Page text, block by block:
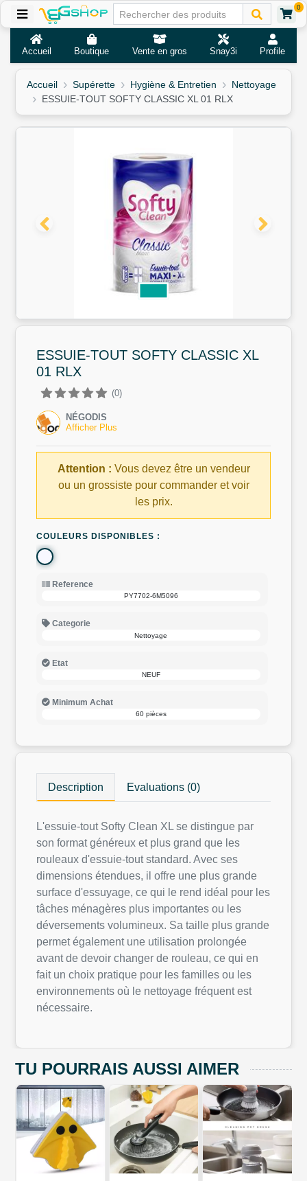
0
Accueil Boutique Vente en gros Snay3i Profile
Accueil Supérette Hygiène & Entretien
Nettoyage
ESSUIE-TOUT SOFTY CLASSIC XL 01 RLX
ESSUIE-TOUT SOFTY CLASSIC XL
01 RLX
(0)
NÉGODIS
Afficher Plus
Attention : Vous devez être un vendeur
ou un grossiste pour commander et voir
les prix.
COULEURS DISPONIBLES :
Reference
PY7702-6M5096
Categorie
Nettoyage
Etat
NEUF
Minimum Achat
60 pièces
Description Evaluations (0)
L'essuie-tout Softy Clean XL se distingue par
son format généreux et plus grand que les
rouleaux d'essuie-tout standard. Avec ses
dimensions étendues, il offre une plus grande
surface d'essuyage, ce qui le rend idéal pour les
tâches ménagères plus importantes ou les
déversements volumineux. Sa taille plus grande
permet également une utilisation prolongée
avant de devoir changer de rouleau, ce qui en
fait un choix pratique pour les familles ou les
environnements où le nettoyage fréquent est
nécessaire.
TU POURRAIS AUSSI AIMER